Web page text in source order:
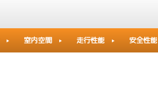
室内空間 走行性能 安全性能